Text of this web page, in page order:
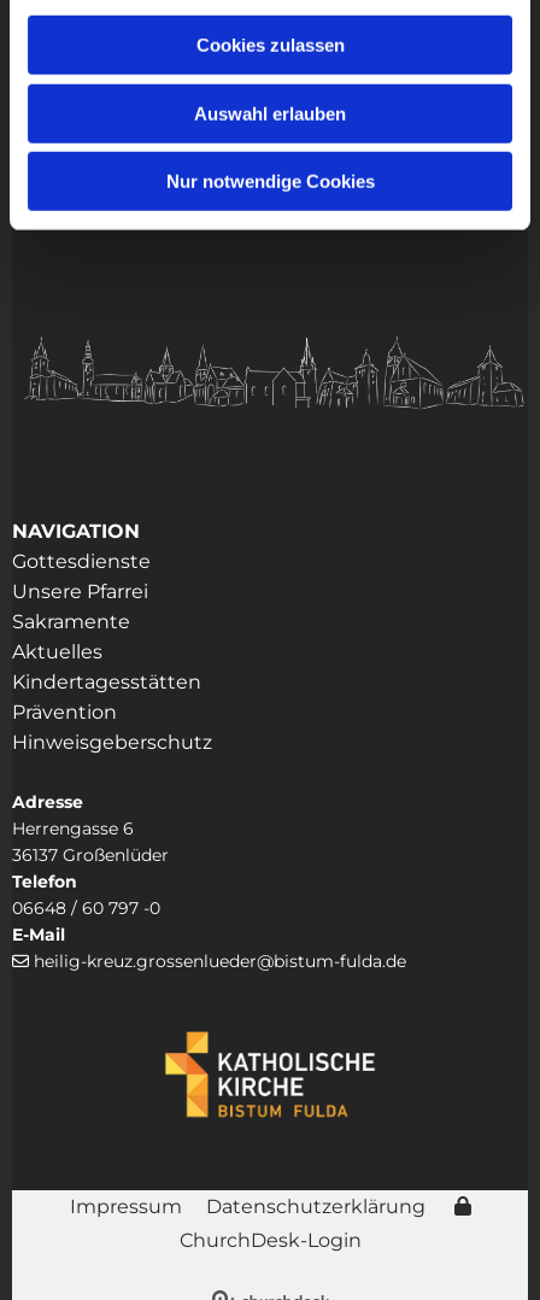
Cookies zulassen
Auswahl erlauben
Nur notwendige Cookies
NAVIGATION
Gottesdienste
Unsere Pfarrei
Sakramente
Aktuelles
Kindertagesstätten
Prävention
Hinweisgeberschutz
Adresse
Herrengasse 6
36137 Großenlüder
Telefon
06648 / 60 797 -0
E-Mail
 heilig-kreuz.grossenlueder@bistum-fulda.de
Impressum
Datenschutzerklärung
ChurchDesk-Login